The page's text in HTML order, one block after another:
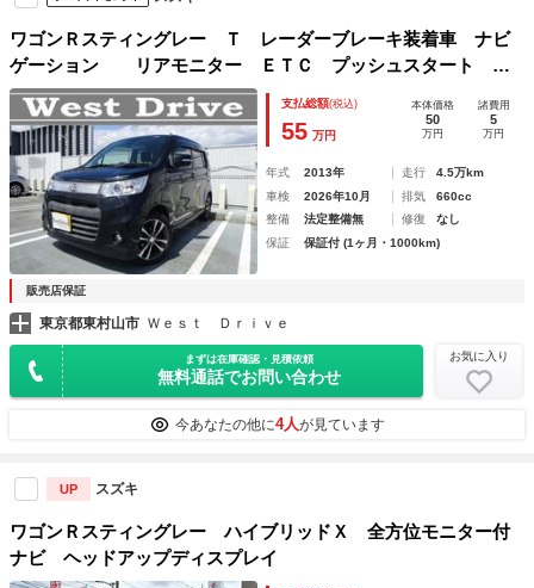
ワゴンＲスティングレー Ｔ レーダーブレーキ装着車 ナビ
ゲーション リアモニター ＥＴＣ プッシュスタート キ
ーフリー
支払総額(税込)
55 万円
本体価格
50
万円
諸費用
5
万円
年式 2013年 走行
4.5万km
車検
2026年10月 排気
660cc
整備
法定整備無 修復
なし
保証
保証付 (1ヶ月・1000km)
販売店保証
東京都東村山市 Ｗｅｓｔ Ｄｒｉｖｅ
まずは在庫確認・見積依頼
無料通話でお問い合わせ
お気に入り
今あなたの他に4人が見ています
UP スズキ
ワゴンＲスティングレー ハイブリッドＸ 全方位モニター付
ナビ ヘッドアップディスプレイ